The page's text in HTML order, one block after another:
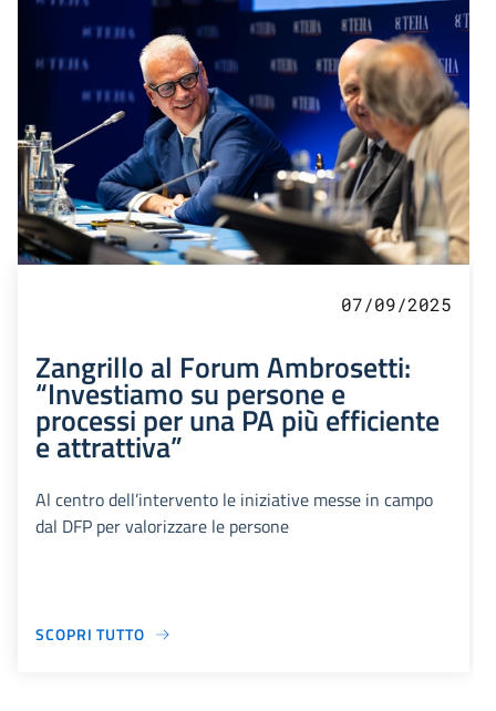
07/09/2025
Zangrillo al Forum Ambrosetti:
“Investiamo su persone e
processi per una PA più efficiente
e attrattiva”
Al centro dell’intervento le iniziative messe in campo
dal DFP per valorizzare le persone
SCOPRI TUTTO